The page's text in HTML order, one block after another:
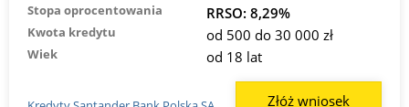
Stopa oprocentowania RRSO: 8,29%
Kwota kredytu od 500 do 30 000 zł
Wiek od 18 lat
Złóż wniosek